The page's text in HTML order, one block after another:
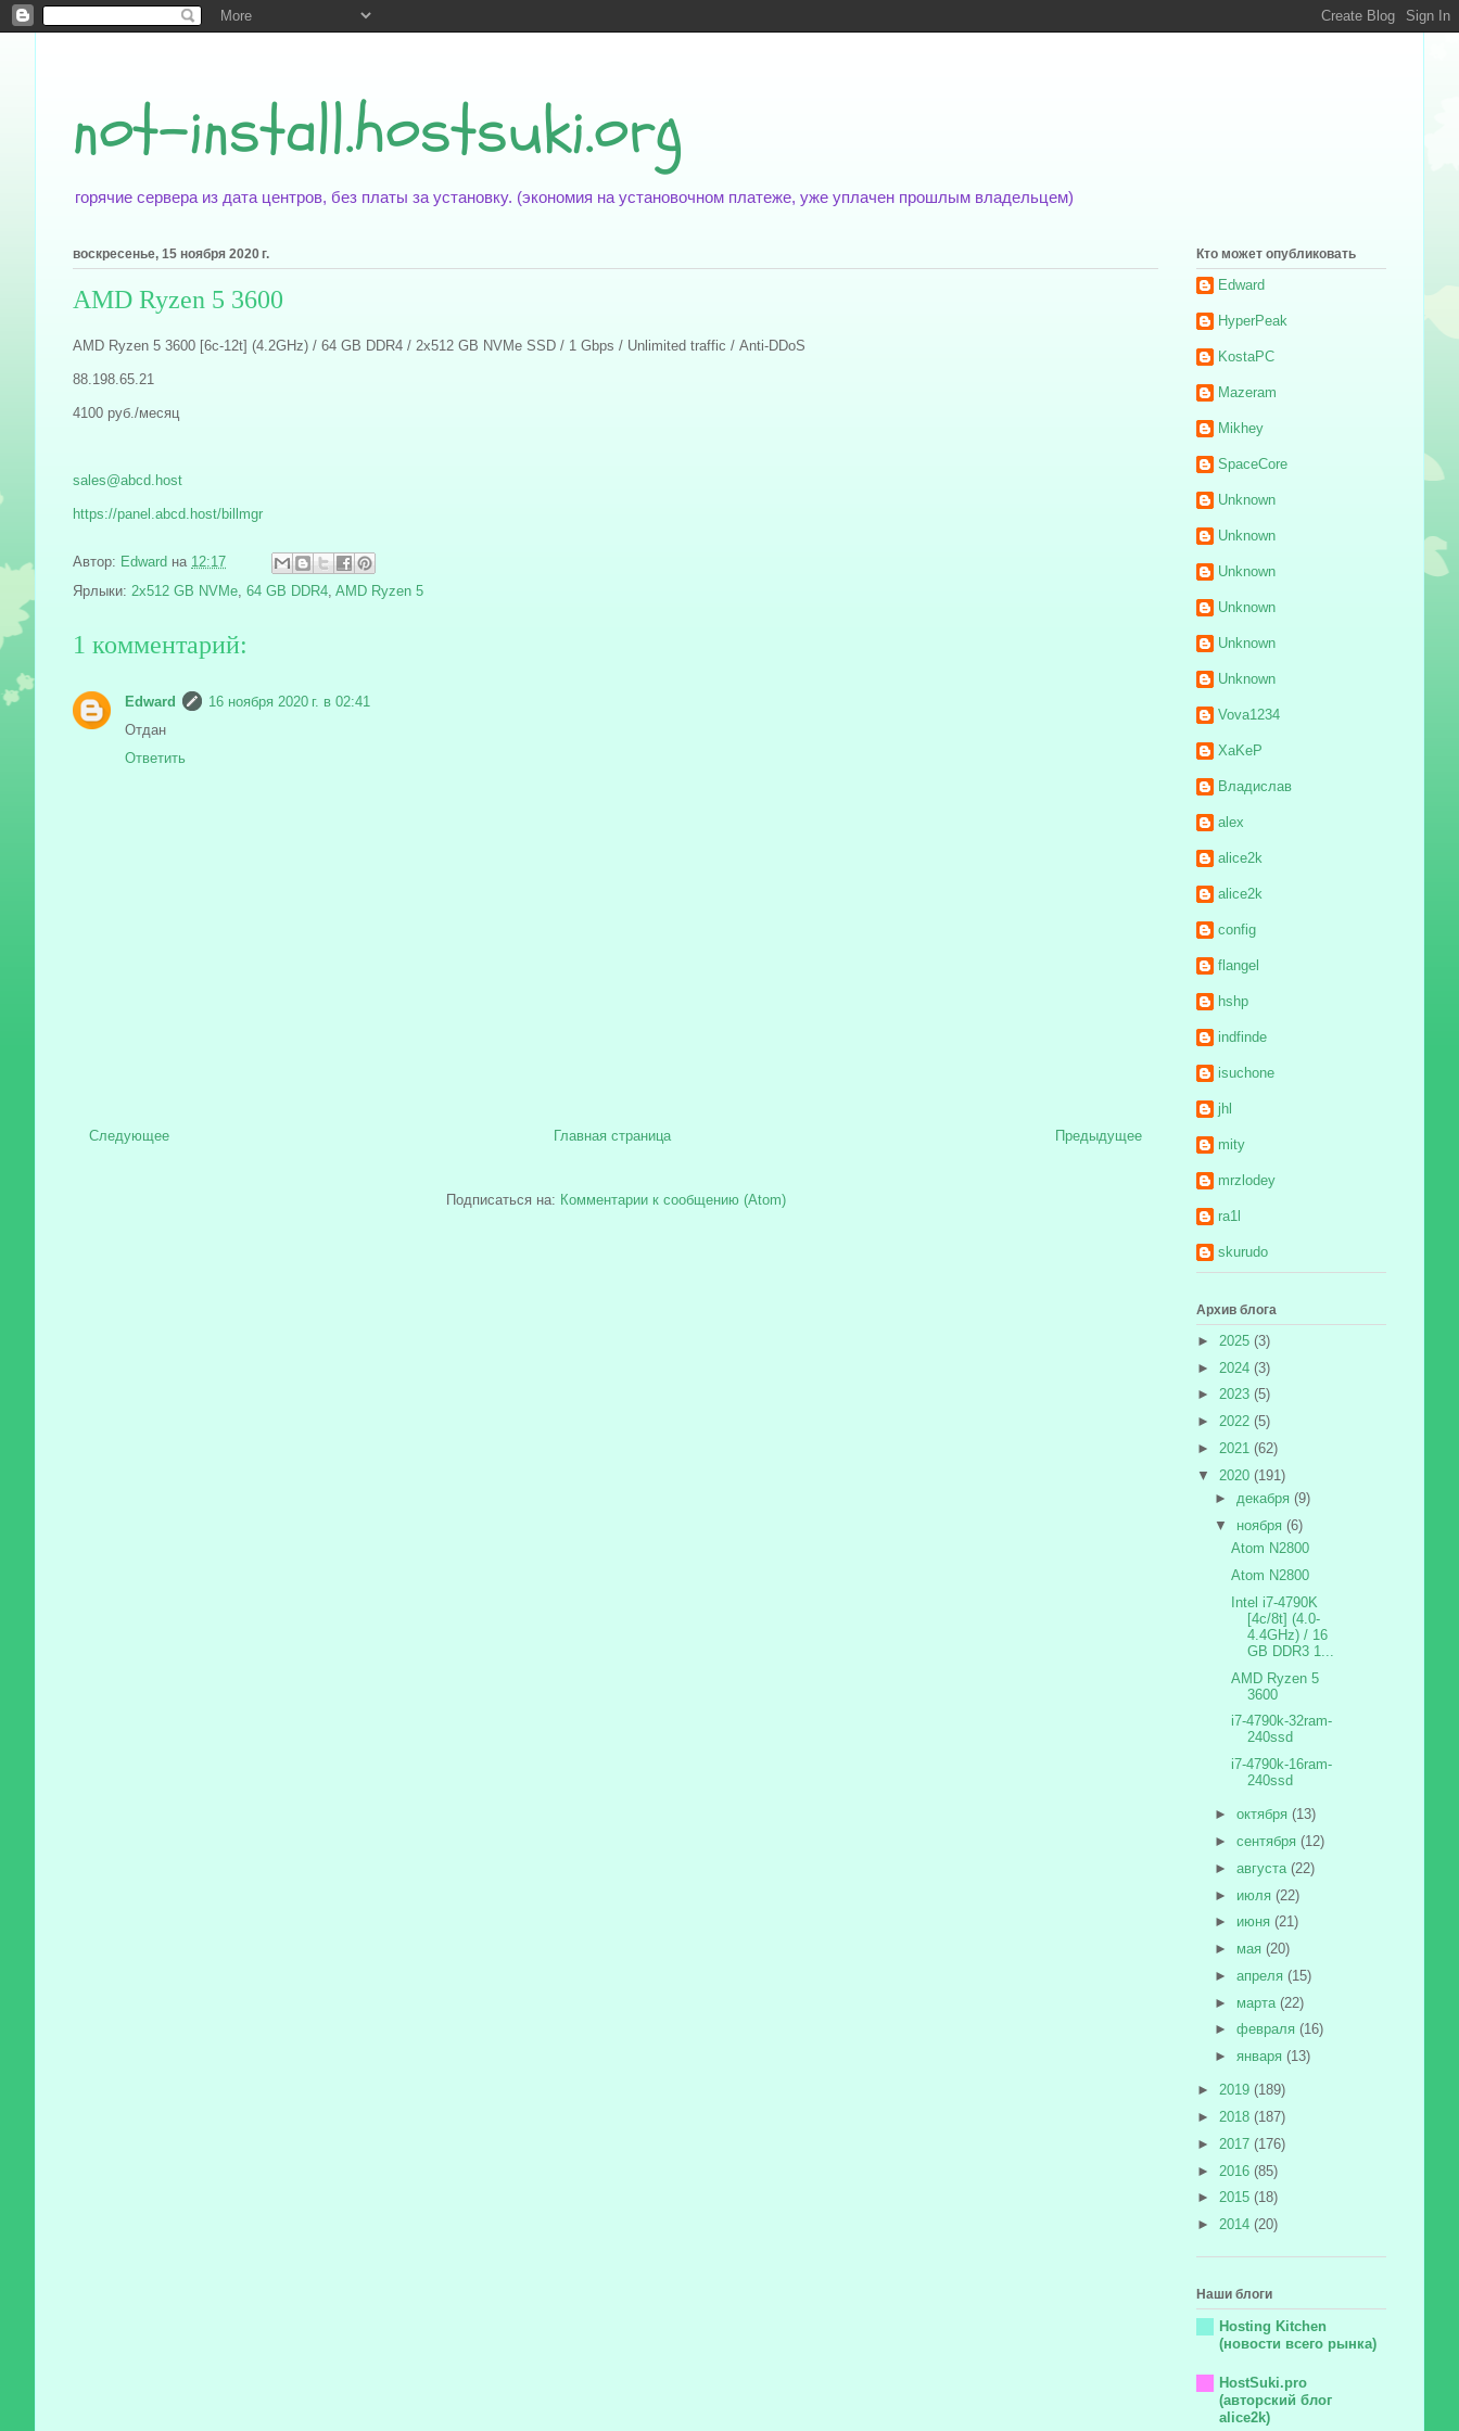
not-install.hostsuki.org
горячие сервера из дата центров, без платы за установку. (экономия на установочном платеже, уже уплачен прошлым владельцем)
воскресенье, 15 ноября 2020 г.
AMD Ryzen 5 3600
AMD Ryzen 5 3600 [6c-12t] (4.2GHz) / 64 GB DDR4 / 2x512 GB NVMe SSD / 1 Gbps / Unlimited traffic / Anti-DDoS
88.198.65.21
4100 руб./месяц
sales@abcd.host
https://panel.abcd.host/billmgr
Автор: Edward на 12:17
Ярлыки: 2x512 GB NVMe 64 GB DDR4 AMD Ryzen 5
1 комментарий:
Edward
16 ноября 2020 г. в 02:41
Отдан
Ответить
Следующее Предыдущее
Главная страница
Подписаться на: Комментарии к сообщению (Atom)
Кто может опубликовать
Edward
HyperPeak
KostaPC
Mazeram
Mikhey
SpaceCore
Unknown
Unknown
Unknown
Unknown
Unknown
Unknown
Vova1234
XaKeP
Владислав
alex
alice2k
alice2k
config
flangel
hshp
indfinde
isuchone
jhl
mity
mrzlodey
ra1l
skurudo
Архив блога
► 2025 (3)
► 2024 (3)
► 2023 (5)
► 2022 (5)
► 2021 (62)
▼ 2020 (191)
► декабря (9)
▼ ноября (6)
Atom N2800
Atom N2800
Intel i7-4790K
[4c/8t] (4.0-
4.4GHz) / 16
GB DDR3 1...
AMD Ryzen 5
3600
i7-4790k-32ram-
240ssd
i7-4790k-16ram-
240ssd
► октября (13)
► сентября (12)
► августа (22)
► июля (22)
► июня (21)
► мая (20)
► апреля (15)
► марта (22)
► февраля (16)
► января (13)
► 2019 (189)
► 2018 (187)
► 2017 (176)
► 2016 (85)
► 2015 (18)
► 2014 (20)
Наши блоги
Hosting Kitchen
(новости всего рынка)
HostSuki.pro
(авторский блог
alice2k)